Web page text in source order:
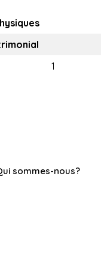
1
sommes-nous?